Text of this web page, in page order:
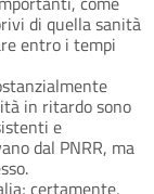
di quella sanità
entro i tempi
in ritardo sono
e
dal PNRR, ma
certamente,